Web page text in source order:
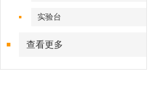
实验台
查看更多